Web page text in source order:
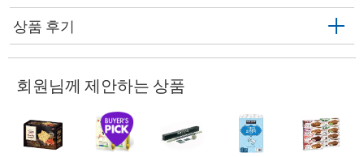
상품 후기
회원님께 제안하는 상품